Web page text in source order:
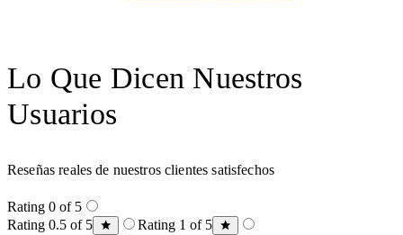
Lo Que Dicen Nuestros
Usuarios
Reseñas reales de nuestros clientes satisfechos
Rating 0 of 5
Rating 0.5 of 5
Rating 1 of 5